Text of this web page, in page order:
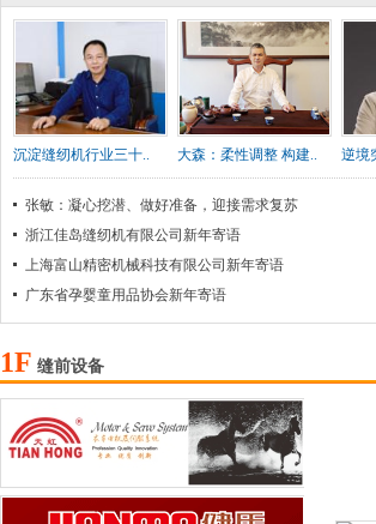
沉淀缝纫机行业三十.. 大森：柔性调整 构建.. 逆境
张敏：凝心挖潜、做好准备，迎接需求复苏
浙江佳岛缝纫机有限公司新年寄语
上海富山精密机械科技有限公司新年寄语
广东省孕婴童用品协会新年寄语
1F 缝前设备